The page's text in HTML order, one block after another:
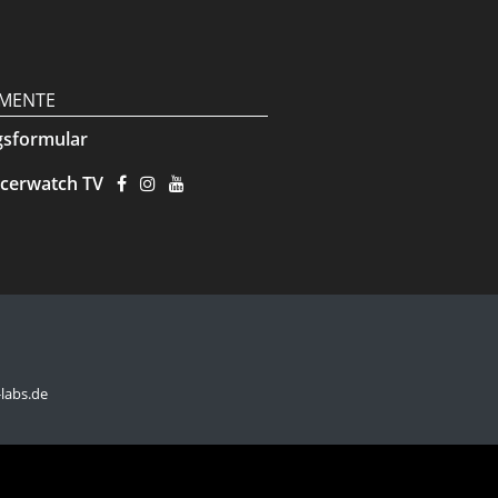
TV